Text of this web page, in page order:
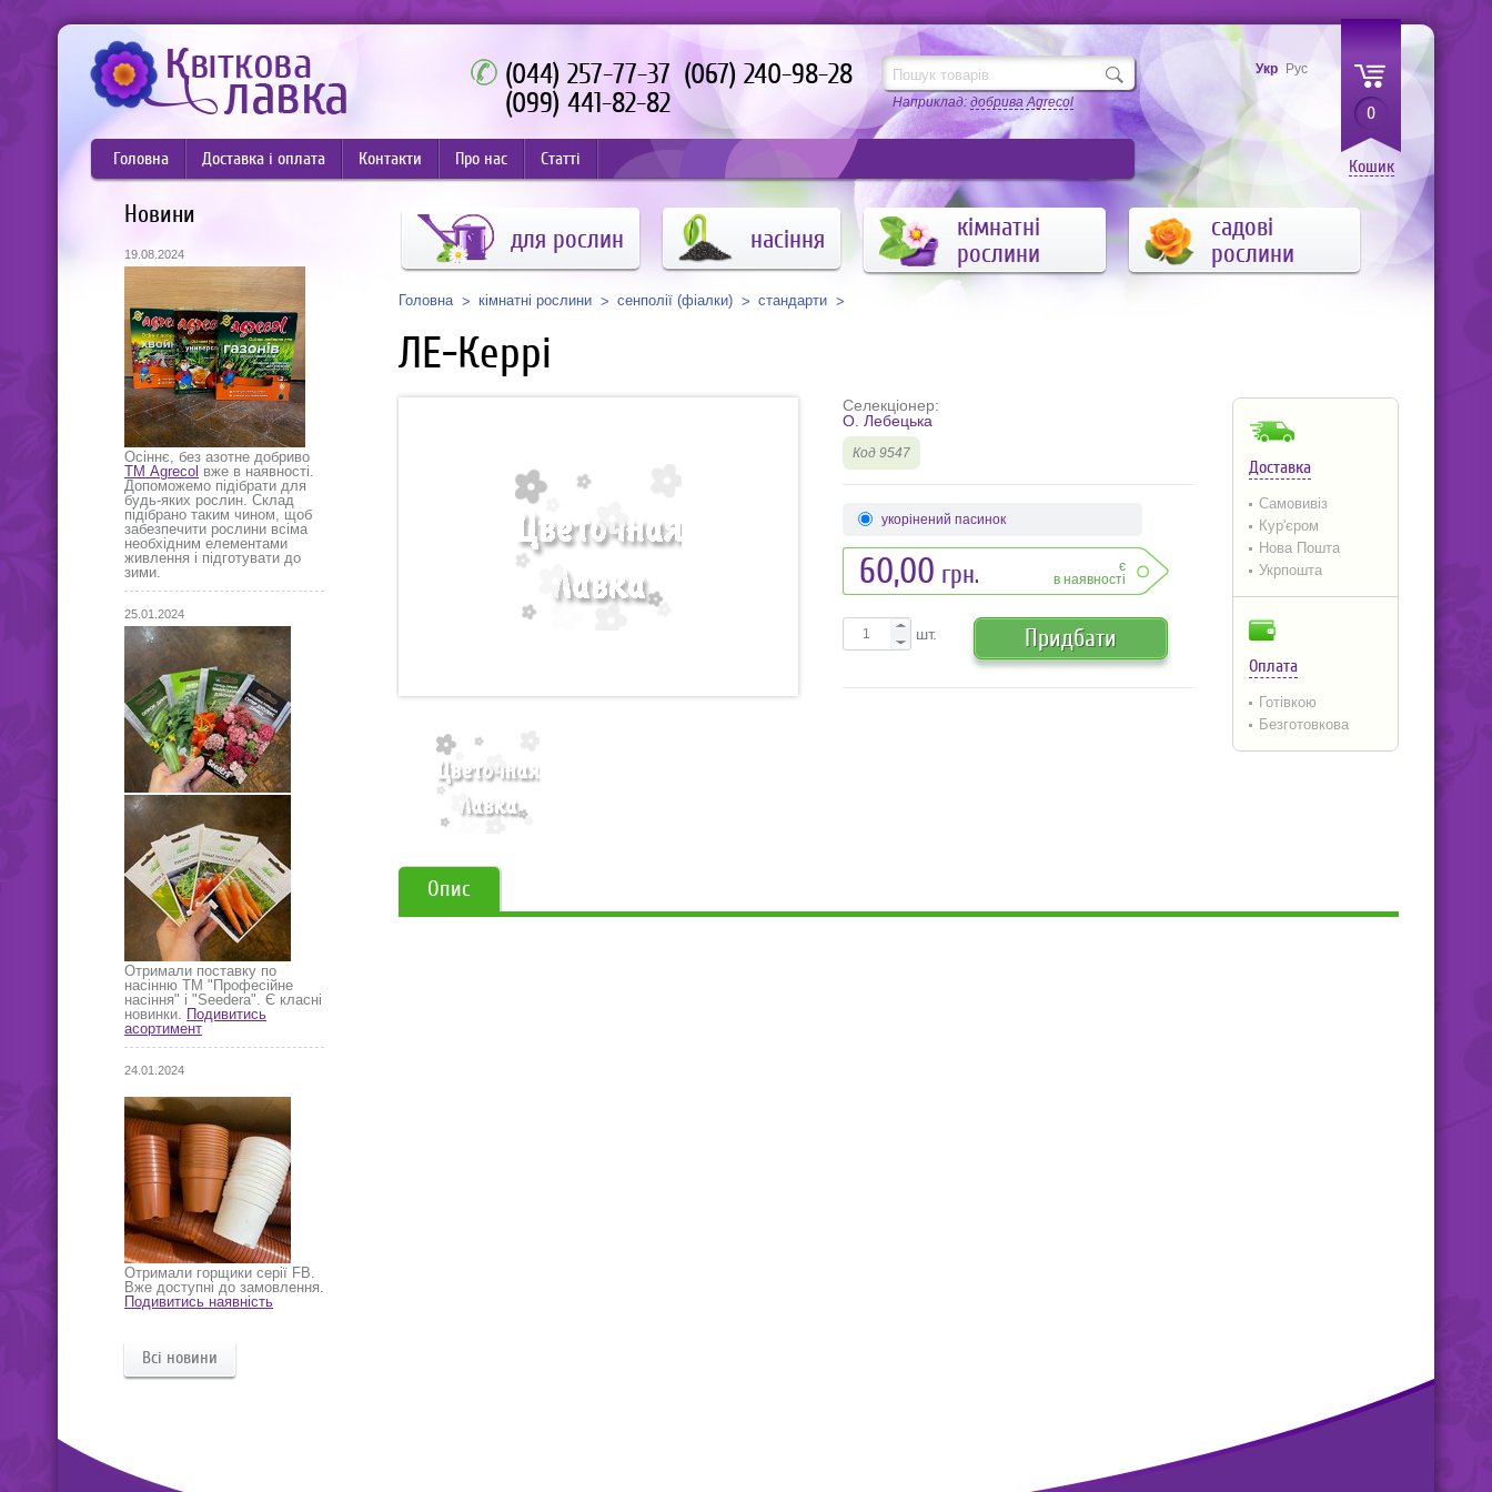
(044) 257-77-37 (067) 240-98-28
(099) 441-82-82
Наприклад: добрива Agrecol
0
Кошик
Укр Рус
Головна Доставка і оплата Контакти Про нас Статті
Новини
19.08.2024
Осіннє, без азотне добриво
ТМ Agrecol вже в наявності.
Допоможемо підібрати для
будь-яких рослин. Склад
підібрано таким чином, щоб
забезпечити рослини всіма
необхідним елементами
живлення і підготувати до
зими.
25.01.2024
Отримали поставку по
насінню ТМ "Професійне
насіння" і "Seedera". Є класні
новинки. Подивитись
асортимент
24.01.2024
Отримали горщики серії FB.
Вже доступні до замовлення.
Подивитись наявність
Всі новини
для рослин насіння
кімнатні
рослини
садові
рослини
Головна кімнатні рослини сенполії (фіалки) стандарти
ЛЕ-Керрі
Доставка
Самовивіз
Кур'єром
Нова Пошта
Укрпошта
Оплата
Готівкою
Безготовкова
Селекціонер:
О. Лебецька
Код 9547
укорінений пасинок
60,00 грн.
є
в наявності
шт. Придбати
Опис